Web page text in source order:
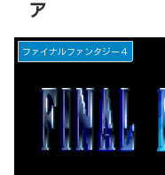
ア
ファイナルファンタジー４